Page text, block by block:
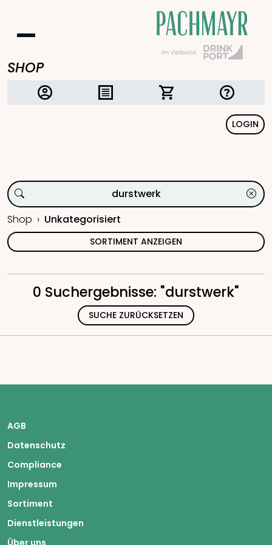
SHOP
LOGIN
Shop Unkategorisiert
SORTIMENT ANZEIGEN
0 Suchergebnisse: "durstwerk"
SUCHE ZURÜCKSETZEN
AGB
Datenschutz
Compliance
Impressum
Sortiment
Dienstleistungen
Über uns